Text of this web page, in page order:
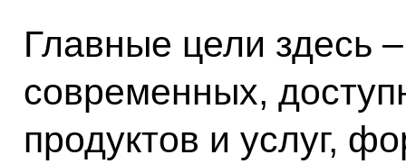
Главные цели здесь
современных,
продуктов и услуг,